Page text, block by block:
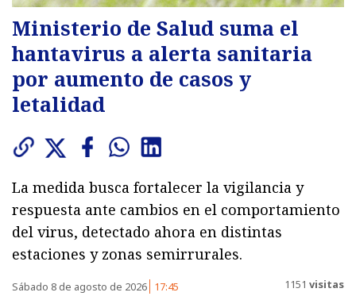
Ministerio de Salud suma el
hantavirus a alerta sanitaria
por aumento de casos y
letalidad
La medida busca fortalecer la vigilancia y
respuesta ante cambios en el comportamiento
del virus, detectado ahora en distintas
estaciones y zonas semirrurales.
Sábado 8 de agosto de 2026 17:45 1151 visitas